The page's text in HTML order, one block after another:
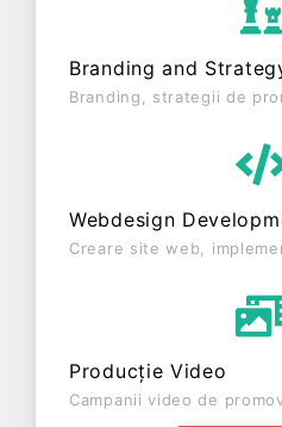
Branding and
Branding, strategii de
Webdesign
Creare site web,
Producție Video
Campanii video de